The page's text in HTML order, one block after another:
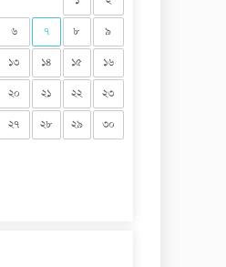
৬ ৭ ৮
৯
১৩ ১৪ ১৫
১৬
২০ ২১ ২২
২৩
২৭ ২৮ ২৯
৩০